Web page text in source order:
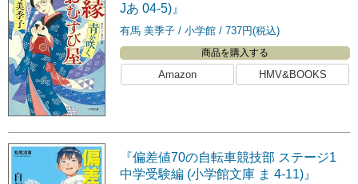
Jあ 04-5)』
有馬 美季子 小学館 737円(税込)
商品を購入する
Amazon HMV&BOOKS
『偏差値70の自転車競技部 ステージ1
中学受験編 (小学館文庫 ま 4-11)』